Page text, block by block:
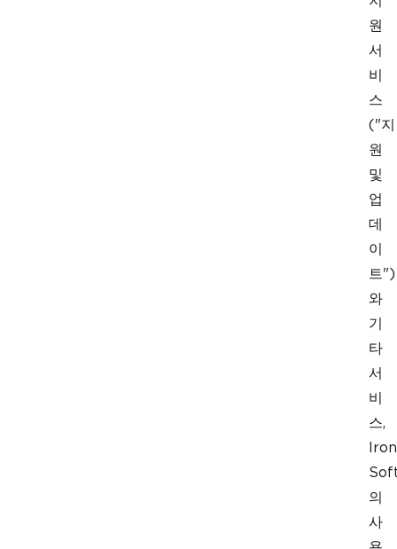
원
서
비
스
("지
원
및
업
데
이
트")
와
기
타
서
비
스,
Iron
의
사